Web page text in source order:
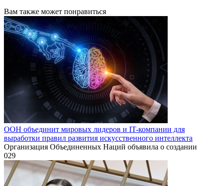
Вам также может понравиться
ООН объединит мировых лидеров и IT-компании для
выработки правил развития искусственного интеллекта
Организация Объединенных Наций объявила о создании
029